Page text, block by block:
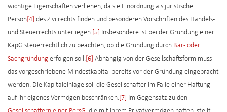
wichtige Eigenschaften verliehen, da sie Einordnung als juristische
Person [4] des Zivilrechts finden und besonderen Vorschriften des Handels-
und Steuerrechts unterliegen. [5] Insbesondere ist bei der Gründung einer
KapG steuerrechtlich zu beachten, ob die Gründung durch Bar- oder
Sachgründung erfolgen soll. [6] Abhängig von der Gesellschaftsform muss
das vorgeschriebene Mindestkapital bereits vor der Gründung eingebracht
werden. Die Kapitaleinlage soll die Gesellschafter im Falle einer Haftung
auf ihr eigenes Vermögen beschränken. [7] Im Gegensatz zu den